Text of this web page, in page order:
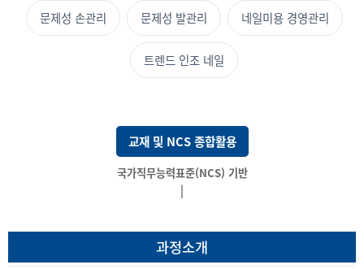
문제성 손관리 문제성 발관리 네일미용 경영관리
트렌드 인조 네일
교재 및 NCS 종합활용
국가직무능력표준(NCS) 기반 전문 교육!
|
과정소개